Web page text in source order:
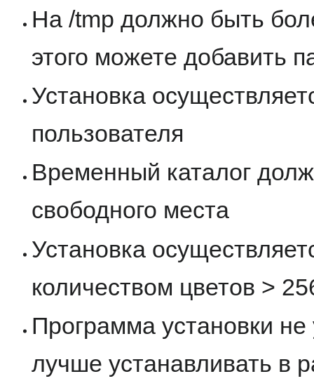
На /tmp должно быть
этого можете добавить
Установка
пользователя
Временный каталог
свободного места
Установка
количеством цветов >
Программа установки
лучше устанавливать в